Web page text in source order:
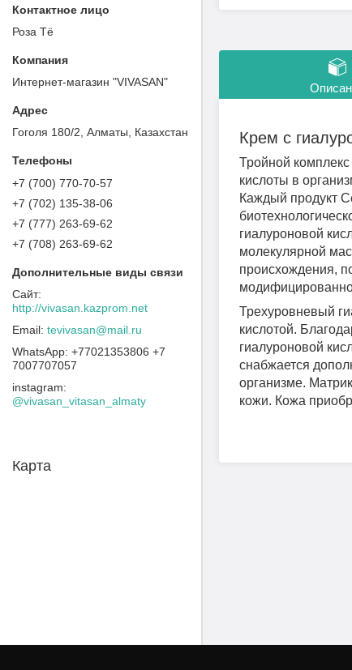
Крем с
Тройной
кислоты в
Каждый продукт
гиалуроновой
молекулярной
происхождения,
Трехуровневый
кислотой.
гиалуроновой
снабжается
организме.
кожи. Кожа
Роза Тё
Интернет-магазин "VIVASAN"
Гоголя 180/2, Алматы, Казахстан
+7 (700) 770-70-57
+7 (702) 135-38-06
+7 (777) 263-69-62
+7 (708) 263-69-62
http://vivasan.kazprom.net
tevivasan@mail.ru
+77021353806 +7
7007707057
instagram
@vivasan_vitasan_almaty
Карта